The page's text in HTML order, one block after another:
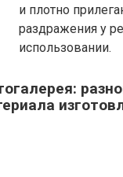
и плотно
раздражения у
использовании.